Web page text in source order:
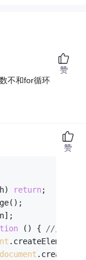
不和for循环
赞
return;
( ) { //为异步
.createElement(
document
赞